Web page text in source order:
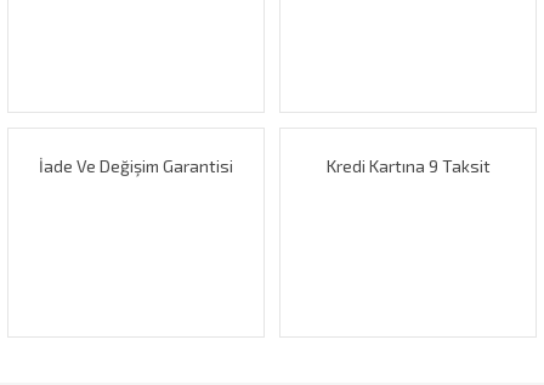
İade Ve Değişim Garantisi Kredi Kartına 9 Taksit